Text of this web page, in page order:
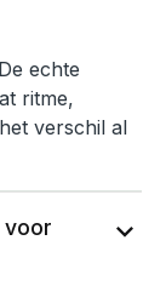
echte
ritme,
verschil al
voor
expand_more